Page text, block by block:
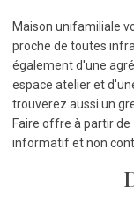
Maison unifamiliale
proche de toutes
également d'une
espace atelier et
trouverez aussi un
Faire offre à partir
informatif et non